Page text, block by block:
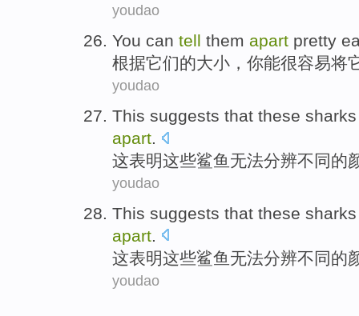
youdao
You can tell them apart pretty
根据它们的大小 ， 你能很容易将
youdao
This suggests that these sharks
apart.
这表明这些鲨鱼 无法分辨不同的
youdao
This suggests that these sharks
apart
这表明这些鲨鱼 无法分辨不同的
youdao